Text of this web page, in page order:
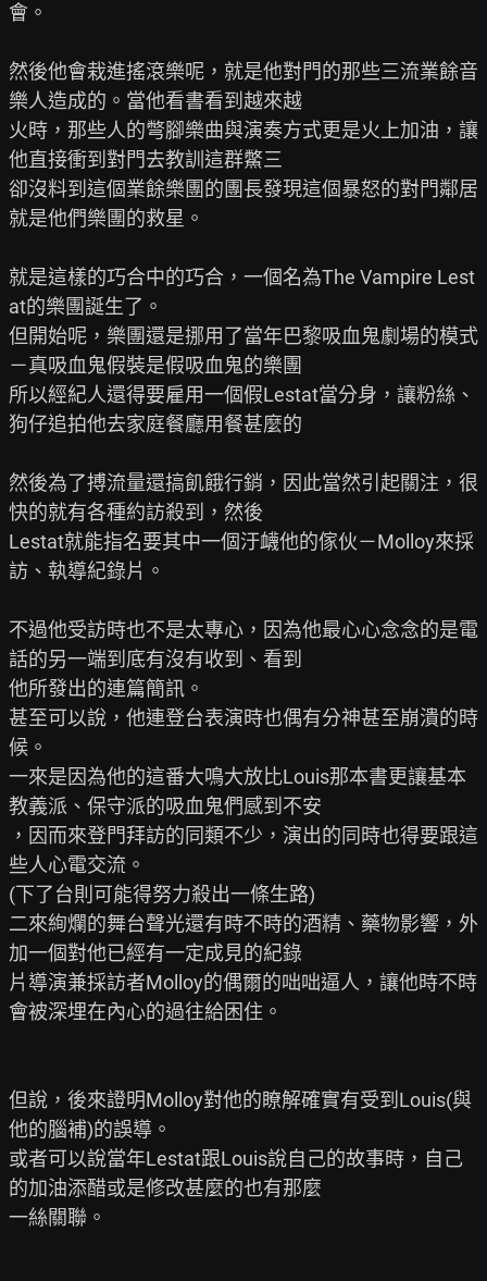
會。
然後他會栽進搖滾樂呢，就是他對門的那些三流業餘音
樂人造成的。當他看書看到越來越
火時，那些人的彆腳樂曲與演奏方式更是火上加油，讓
他直接衝到對門去教訓這群鱉三
卻沒料到這個業餘樂團的團長發現這個暴怒的對門鄰居
就是他們樂團的救星。
就是這樣的巧合中的巧合，一個名為The Vampire Lest
at的樂團誕生了。
但開始呢，樂團還是挪用了當年巴黎吸血鬼劇場的模式
－真吸血鬼假裝是假吸血鬼的樂團
所以經紀人還得要雇用一個假Lestat當分身，讓粉絲、
狗仔追拍他去家庭餐廳用餐甚麼的
然後為了搏流量還搞飢餓行銷，因此當然引起關注，很
快的就有各種約訪殺到，然後
Lestat就能指名要其中一個汙衊他的傢伙－Molloy來採
訪、執導紀錄片。
不過他受訪時也不是太專心，因為他最心心念念的是電
話的另一端到底有沒有收到、看到
他所發出的連篇簡訊。
甚至可以說，他連登台表演時也偶有分神甚至崩潰的時
候。
一來是因為他的這番大鳴大放比Louis那本書更讓基本
教義派、保守派的吸血鬼們感到不安
，因而來登門拜訪的同類不少，演出的同時也得要跟這
些人心電交流。
(下了台則可能得努力殺出一條生路)
二來絢爛的舞台聲光還有時不時的酒精、藥物影響，外
加一個對他已經有一定成見的紀錄
片導演兼採訪者Molloy的偶爾的咄咄逼人，讓他時不時
會被深埋在內心的過往給困住。
但說，後來證明Molloy對他的瞭解確實有受到Louis(與
他的腦補)的誤導。
或者可以說當年Lestat跟Louis說自己的故事時，自己
的加油添醋或是修改甚麼的也有那麼
一絲關聯。